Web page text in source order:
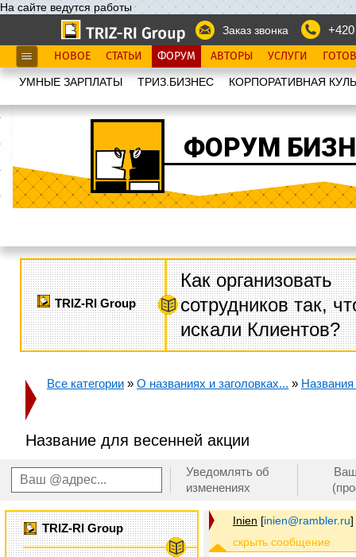
На сайте ведутся работы
Заказ звонка
НОВОЕ СТАТЬИ ФОРУМ АВТОРЫ УСЛУГИ
УМНЫЕ ЗАРПЛАТЫ ТРИЗ.БИЗНЕС КОРПОРАТИВНАЯ
ФОРУМ
TRIZ-RI Group
Как организовать
сотрудников так,
искали Клиентов?
Все категории » О названиях и заголовках... »
Название для весенней акции
Уведомлять об
изменениях
TRIZ-RI Group
Inien [inien@rambler.ru]